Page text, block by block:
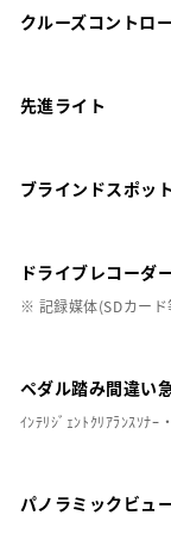
クルーズコントロ
先進ライト
ブラインドスポッ
ドライブレコーダ
※ 記録媒体(SDカー
ペダル踏み間違い
ｲﾝﾃﾘｼﾞｪﾝﾄｸﾘｱﾗﾝｽｿﾅｰ
パノラミックビュ